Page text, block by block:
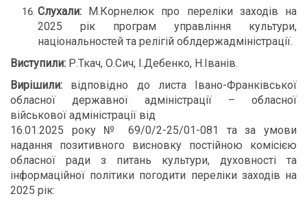
Слухали: М.Корнелюк про переліки заходів на
2025 рік програм управління культури,
національностей та релігій облдержадміністрації.
Виступили: Р.Ткач, О.Сич, І.Дебенко, Н.Іванів.
Вирішили: відповідно до листа Івано-Франківської
обласної державної адміністрації – обласної
військової адміністрації від
16.01.2025 року № 69/0/2-25/01-081 та за умови
надання позитивного висновку постійною комісією
обласної ради з питань культури, духовності та
інформаційної політики погодити переліки заходів на
2025 рік: